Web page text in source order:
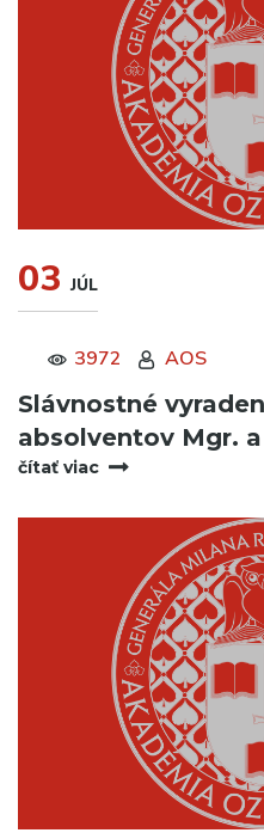
03 JÚL
3972 AOS
Slávnostné
absolventov Mgr.
čítať viac